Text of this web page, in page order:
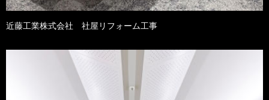
近藤工業株式会社 社屋リフォーム工事